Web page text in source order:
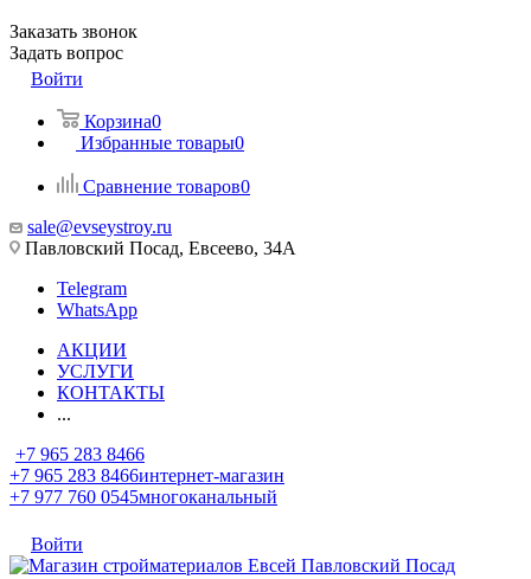
Заказать звонок
Задать вопрос
Войти
Корзина0
Избранные товары0
Сравнение товаров0
sale@evseystroy.ru
Павловский Посад, Евсеево, 34А
Telegram
WhatsApp
АКЦИИ
УСЛУГИ
КОНТАКТЫ
...
+7 965 283 8466
+7 965 283 8466интернет-магазин
+7 977 760 0545многоканальный
Войти